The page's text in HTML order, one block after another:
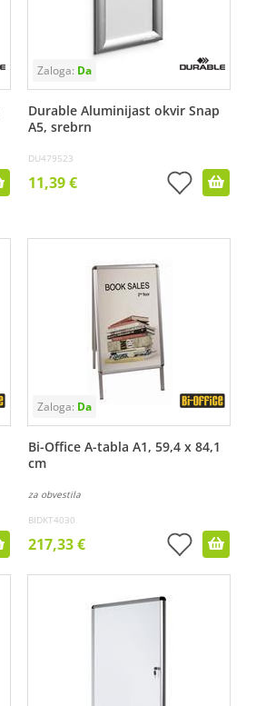
Durable Aluminijast okvir Snap
A5, srebrn
DU479523
11,39 €
Bi-Office A-tabla A1, 59,4 x 84,1
cm
za obvestila
BIDKT4030
217,33 €